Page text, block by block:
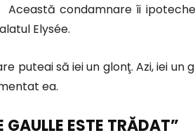
condamnare îi
Elysée.
puteai să iei un glonţ. Azi, iei
ea.
GAULLE ESTE TRĂDAT”